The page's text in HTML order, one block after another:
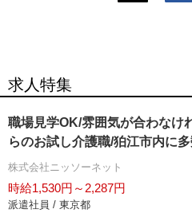
求人特集
職場見学OK/雰囲気が合わなけ
らのお試し介護職/狛江市内に
株式会社ニッソーネット
時給1,530円～2,287円
派遣社員 / 東京都